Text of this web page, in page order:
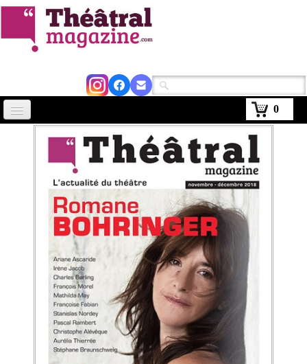
0
Avignon 2026
Critiques
Abonnement▼
Se connecter